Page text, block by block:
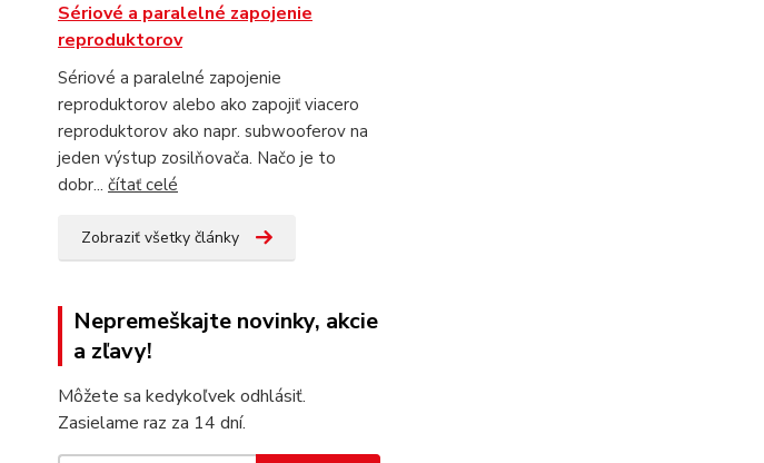
Sériové a paralelné zapojenie
reproduktorov
Sériové a paralelné zapojenie
reproduktorov alebo ako zapojiť viacero
reproduktorov ako napr. subwooferov na
jeden výstup zosilňovača. Načo je to
dobr... čítať celé
Zobraziť všetky články
Nepremeškajte novinky, akcie
a zľavy!
Môžete sa kedykoľvek odhlásiť.
Zasielame raz za 14 dní.